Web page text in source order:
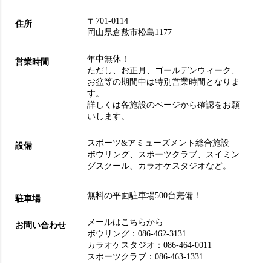
住所
〒701-0114
岡山県倉敷市松島1177
営業時間
年中無休！
ただし、お正月、ゴールデンウィーク、
お盆等の期間中は特別営業時間となりま
す。
詳しくは各施設のページから確認をお願
いします。
設備
スポーツ&アミューズメント総合施設
ボウリング、 スポーツクラブ、 スイミン
グスクール、 カラオケスタジオなど。
駐車場 無料の平面駐車場500台完備！
お問い合わせ
メールはこちらから
ボウリング：086-462-3131
カラオケスタジオ：086-464-0011
スポーツクラブ：086-463-1331